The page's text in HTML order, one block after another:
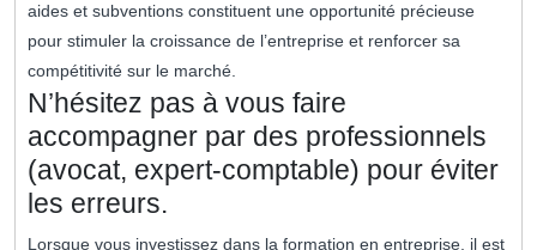
aides et subventions constituent une opportunité précieuse
pour stimuler la croissance de l’entreprise et renforcer sa
compétitivité sur le marché.
N’hésitez pas à vous faire
accompagner par des professionnels
(avocat, expert-comptable) pour éviter
les erreurs.
Lorsque vous investissez dans la formation en entreprise, il est